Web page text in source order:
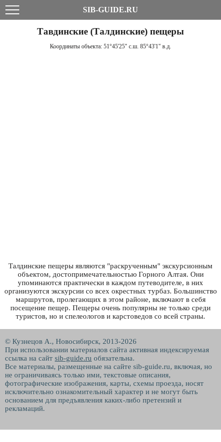
SIB-GUIDE.RU
Тавдинские (Талдинские) пещеры
Координаты объекта: 51°45'25" с.ш. 85°43'1" в.д.
Талдинские пещеры являются "раскрученным" экскурсионным
объектом, достопримечательностью Горного Алтая. Они
упоминаются практически в каждом путеводителе, в них
организуются экскурсии со всех окрестных турбаз. Большинство
маршрутов, пролегающих в этом районе, включают в себя
посещение пещер. Пещеры очень популярны не только среди
туристов, но и спелеологов и карстоведов со всей страны.
© Кузнецов А., Новосибирск, 2013-2026
При использовании материалов сайта активная индексируемая
ссылка на сайт sib-guide.ru обязательна.
Все материалы, размещенные на сайте sib-guide.ru, включая, но
не ограничиваясь только ими, текстовые описания,
фотографические изображения, карты, схемы проезда, носят
исключительно ознакомительный характер и не могут быть
основанием для предъявления каких-либо претензий и
рекламаций.